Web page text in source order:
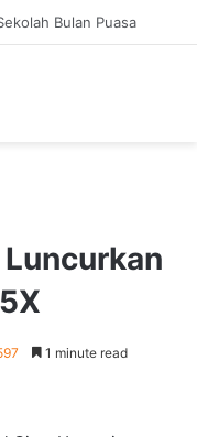
1 minute read